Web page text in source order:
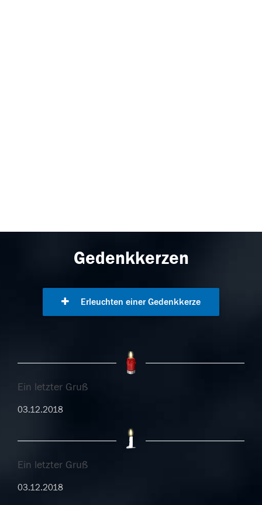
Gedenkkerzen
Erleuchten einer Gedenkkerze
Ein letzter Gruß
03.12.2018
Ein letzter Gruß
03.12.2018